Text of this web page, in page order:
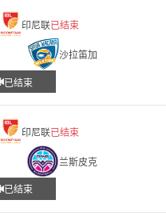
印尼联已结束
沙拉笛加
已结束
印尼联已结束
兰斯皮克
已结束